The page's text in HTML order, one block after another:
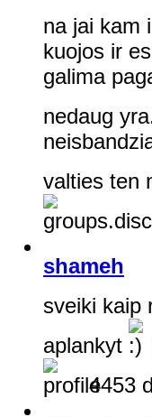
na jai kam
kuojos ir
galima
nedaug
valties ten
shameh
sveiki kaip
aplankyt
4453